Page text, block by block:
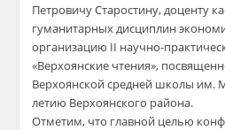
Петровичу Старостину, доценту
гуманитарных дисциплин
организацию II научно-
«Верхоянские чтения»,
Верхоянской средней школы им.
летию Верхоянского района.
Отметим, что главной целью